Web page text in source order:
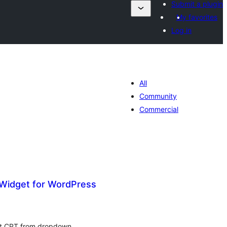
Submit a plugin
My favorites
Log in
All
Community
Commercial
for WordPress